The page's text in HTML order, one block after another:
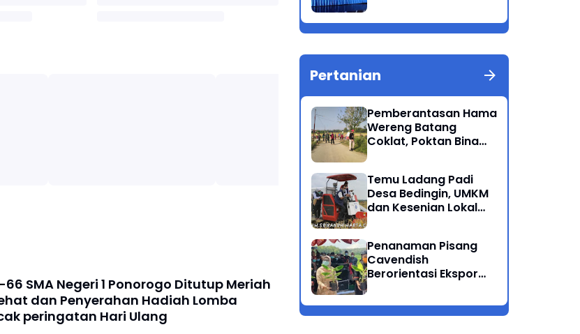
66 SMA Negeri 1 Ponorogo Ditutup Meriah
dan Penyerahan Hadiah Lomba
peringatan Hari Ulang
Berkualitas Ponorogo
Pertanian
Pemberantasan Hama
Wereng Batang
Coklat, Poktan Bina
Penyemprotan di
Kecamatan Kauman
Temu Ladang Padi
Desa Bedingin, UMKM
dan Kesenian Lokal
Penanaman Pisang
Cavendish
Berorientasi Ekspor